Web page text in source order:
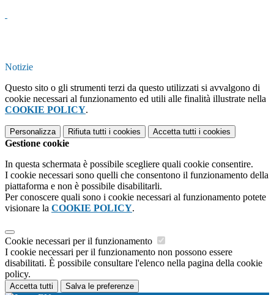
Notizie
Questo sito o gli strumenti terzi da questo utilizzati si avvalgono di
cookie necessari al funzionamento ed utili alle finalità illustrate nella
COOKIE POLICY.
Personalizza Rifiuta tutti i cookies Accetta tutti i cookies
Gestione cookie
In questa schermata è possibile scegliere quali cookie consentire.
I cookie necessari sono quelli che consentono il funzionamento della
piattaforma e non è possibile disabilitarli.
Per conoscere quali sono i cookie necessari al funzionamento potete
visionare la COOKIE POLICY.
Cookie necessari per il funzionamento
I cookie necessari per il funzionamento non possono essere
disabilitati. È possibile consultare l'elenco nella pagina della cookie
policy.
Accetta tutti Salva le preferenze